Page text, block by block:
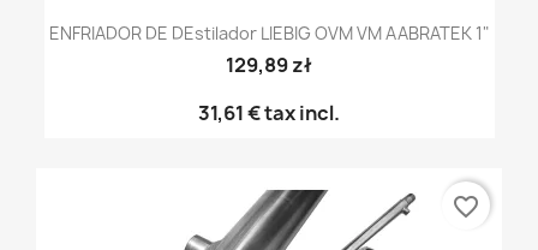
ENFRIADOR DE DEstilador LIEBIG OVM VM AABRATEK 1"
129,89 zł
31,61 €tax incl.
favorite_border